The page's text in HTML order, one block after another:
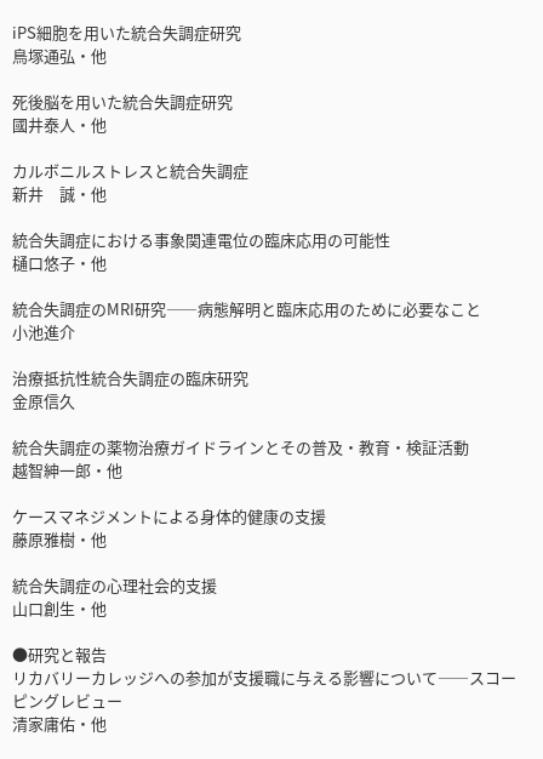
iPS細胞を用いた統合失調症研究
鳥塚通弘・他
死後脳を用いた統合失調症研究
國井泰人・他
カルボニルストレスと統合失調症
新井 誠・他
統合失調症における事象関連電位の臨床応用の可能性
樋口悠子・他
統合失調症のMRI研究――病態解明と臨床応用のために必要なこと
小池進介
治療抵抗性統合失調症の臨床研究
金原信久
統合失調症の薬物治療ガイドラインとその普及・教育・検証活動
越智紳一郎・他
ケースマネジメントによる身体的健康の支援
藤原雅樹・他
統合失調症の心理社会的支援
山口創生・他
●研究と報告
リカバリーカレッジへの参加が支援職に与える影響について――スコー
ピングレビュー
清家庸佑・他